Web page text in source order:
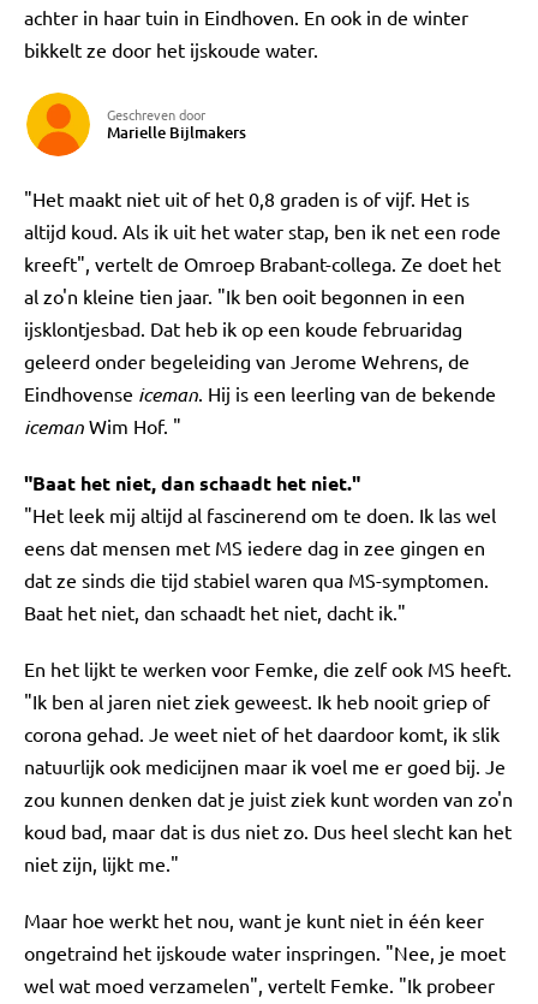
achter in haar tuin in Eindhoven. En ook in de winter
bikkelt ze door het ijskoude water.
Geschreven door
Marielle Bijlmakers
"Het maakt niet uit of het 0,8 graden is of vijf. Het is
altijd koud. Als ik uit het water stap, ben ik net een rode
kreeft", vertelt de Omroep Brabant-collega. Ze doet het
al zo'n kleine tien jaar. "Ik ben ooit begonnen in een
ijsklontjesbad. Dat heb ik op een koude februaridag
geleerd onder begeleiding van Jerome Wehrens, de
Eindhovense iceman. Hij is een leerling van de bekende
iceman Wim Hof. "
"Baat het niet, dan schaadt het niet."
"Het leek mij altijd al fascinerend om te doen. Ik las wel
eens dat mensen met MS iedere dag in zee gingen en
dat ze sinds die tijd stabiel waren qua MS-symptomen.
Baat het niet, dan schaadt het niet, dacht ik."
En het lijkt te werken voor Femke, die zelf ook MS heeft.
"Ik ben al jaren niet ziek geweest. Ik heb nooit griep of
corona gehad. Je weet niet of het daardoor komt, ik slik
natuurlijk ook medicijnen maar ik voel me er goed bij. Je
zou kunnen denken dat je juist ziek kunt worden van zo'n
koud bad, maar dat is dus niet zo. Dus heel slecht kan het
niet zijn, lijkt me."
Maar hoe werkt het nou, want je kunt niet in één keer
ongetraind het ijskoude water inspringen. "Nee, je moet
wel wat moed verzamelen", vertelt Femke. "Ik probeer